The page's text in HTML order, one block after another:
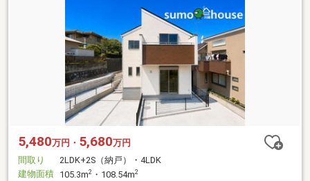
5,480万円・ 5,680万円
間取り
2LDK+2S（納戸）・4LDK
建物面積 105.3m2 ・108.54m2